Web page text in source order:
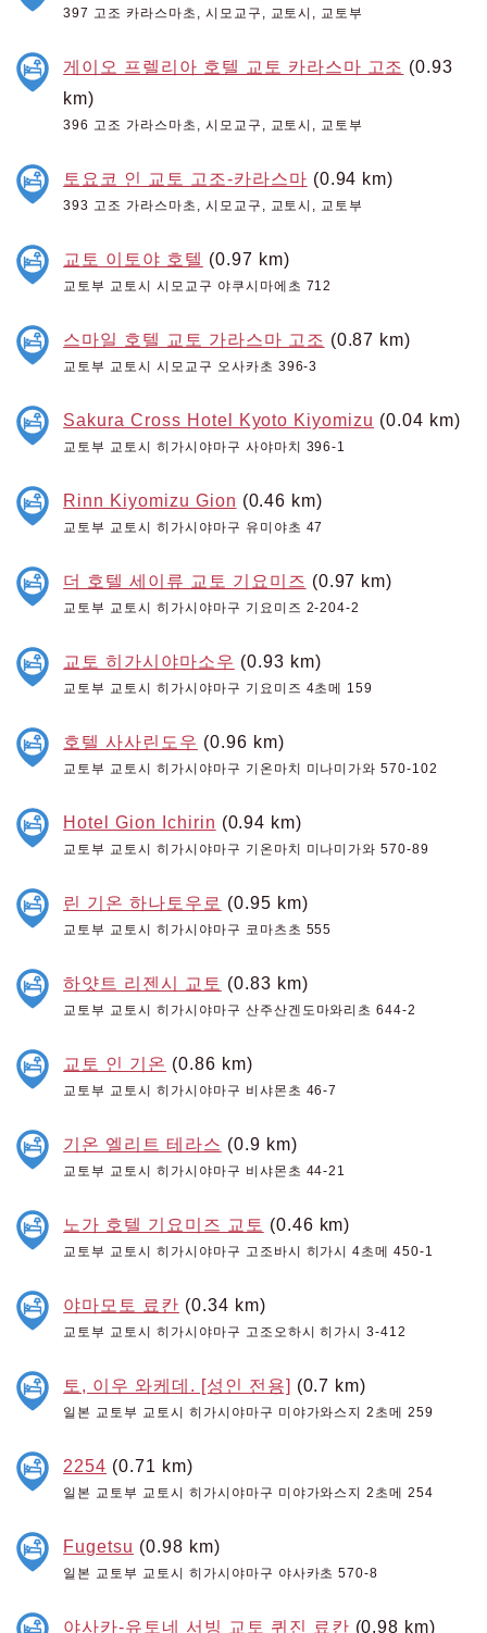
397 고조 카라스마초, 시모교구, 교토시, 교토부
게이오 프렐리아 호텔 교토 카라스마 고조 (0.93
km)
396 고조 가라스마초, 시모교구, 교토시, 교토부
토요코 인 교토 고조-카라스마 (0.94 km)
393 고조 가라스마초, 시모교구, 교토시, 교토부
교토 이토야 호텔 (0.97 km)
교토부 교토시 시모교구 야쿠시마에초 712
스마일 호텔 교토 가라스마 고조 (0.87 km)
교토부 교토시 시모교구 오사카초 396-3
Sakura Cross Hotel Kyoto Kiyomizu (0.04 km)
교토부 교토시 히가시야마구 사야마치 396-1
Rinn Kiyomizu Gion (0.46 km)
교토부 교토시 히가시야마구 유미야초 47
더 호텔 세이류 교토 기요미즈 (0.97 km)
교토부 교토시 히가시야마구 기요미즈 2-204-2
교토 히가시야마소우 (0.93 km)
교토부 교토시 히가시야마구 기요미즈 4초메 159
호텔 사사린도우 (0.96 km)
교토부 교토시 히가시야마구 기온마치 미나미가와 570-102
Hotel Gion Ichirin (0.94 km)
교토부 교토시 히가시야마구 기온마치 미나미가와 570-89
린 기온 하나토우로 (0.95 km)
교토부 교토시 히가시야마구 코마츠초 555
하얏트 리젠시 교토 (0.83 km)
교토부 교토시 히가시야마구 산주산겐도마와리초 644-2
교토 인 기온 (0.86 km)
교토부 교토시 히가시야마구 비샤몬초 46-7
기온 엘리트 테라스 (0.9 km)
교토부 교토시 히가시야마구 비샤몬초 44-21
노가 호텔 기요미즈 교토 (0.46 km)
교토부 교토시 히가시야마구 고조바시 히가시 4초메 450-1
야마모토 료칸 (0.34 km)
교토부 교토시 히가시야마구 고조오하시 히가시 3-412
토, 이우 와케데. [성인 전용] (0.7 km)
일본 교토부 교토시 히가시야마구 미야가와스지 2초메 259
2254 (0.71 km)
일본 교토부 교토시 히가시야마구 미야가와스지 2초메 254
Fugetsu (0.98 km)
일본 교토부 교토시 히가시야마구 야사카초 570-8
야사카-유토네 서빙 교토 퀴진 료칸 (0.98 km)